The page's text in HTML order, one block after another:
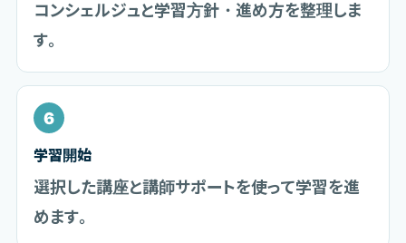
コンシェルジュと学習方針・進め方を整理しま
す。
6
学習開始
選択した講座と講師サポートを使って学習を進
めます。